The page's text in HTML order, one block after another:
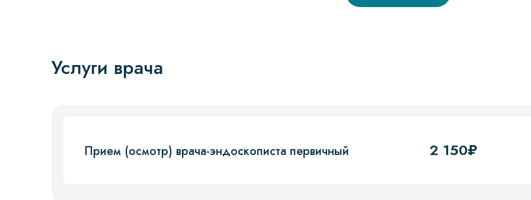
Услуги врача
Прием (осмотр) врача-эндоскописта первичный 2 150₽